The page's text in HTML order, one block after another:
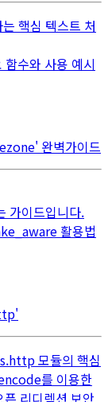
핵심 텍스트 처
수와 사용 예시
완벽가이드
이드입니다.
활용법
모듈의 핵심
를 이용한
리디렉션 보안